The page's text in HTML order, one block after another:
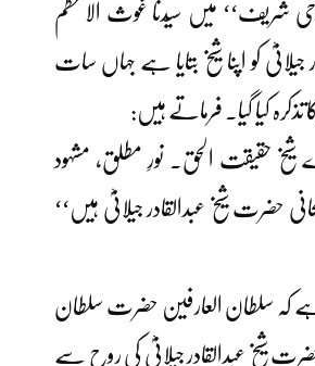
شریف‘‘ میں سیّدنا غوث الاعظم
کو اپنا شیخ بتایا ہے جہاں سات
تذکرہ کیا گیا۔ فرماتے ہیں:
حقیقت الحق۔ نورِ مطلق، مشہود
حضرت شیخ عبدالقادر جیلانیؓ ہیں‘‘
کہ سلطان العارفین حضرت سلطان
شیخ عبدالقادر جیلانیؓ کی روح سے